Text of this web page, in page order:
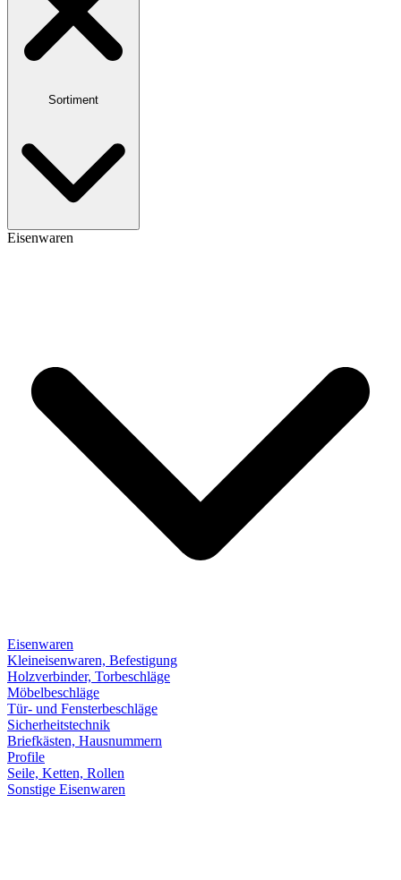
Sortiment
Eisenwaren
Eisenwaren
Kleineisenwaren, Befestigung
Holzverbinder, Torbeschläge
Möbelbeschläge
Tür- und Fensterbeschläge
Sicherheitstechnik
Briefkästen, Hausnummern
Profile
Seile, Ketten, Rollen
Sonstige Eisenwaren